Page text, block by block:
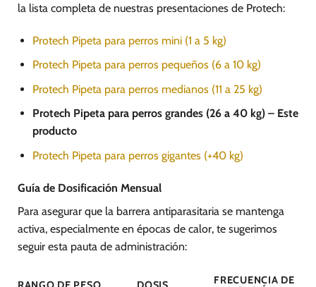
la lista completa de nuestras presentaciones de Protech:
Protech Pipeta para perros mini (1 a 5 kg)
Protech Pipeta para perros pequeños (6 a 10 kg)
Protech Pipeta para perros medianos (11 a 25 kg)
Protech Pipeta para perros grandes (26 a 40 kg) – Este
producto
Protech Pipeta para perros gigantes (+40 kg)
Guía de Dosificación Mensual
Para asegurar que la barrera antiparasitaria se mantenga
activa, especialmente en épocas de calor, te sugerimos
seguir esta pauta de administración:
FRECUENCIA DE